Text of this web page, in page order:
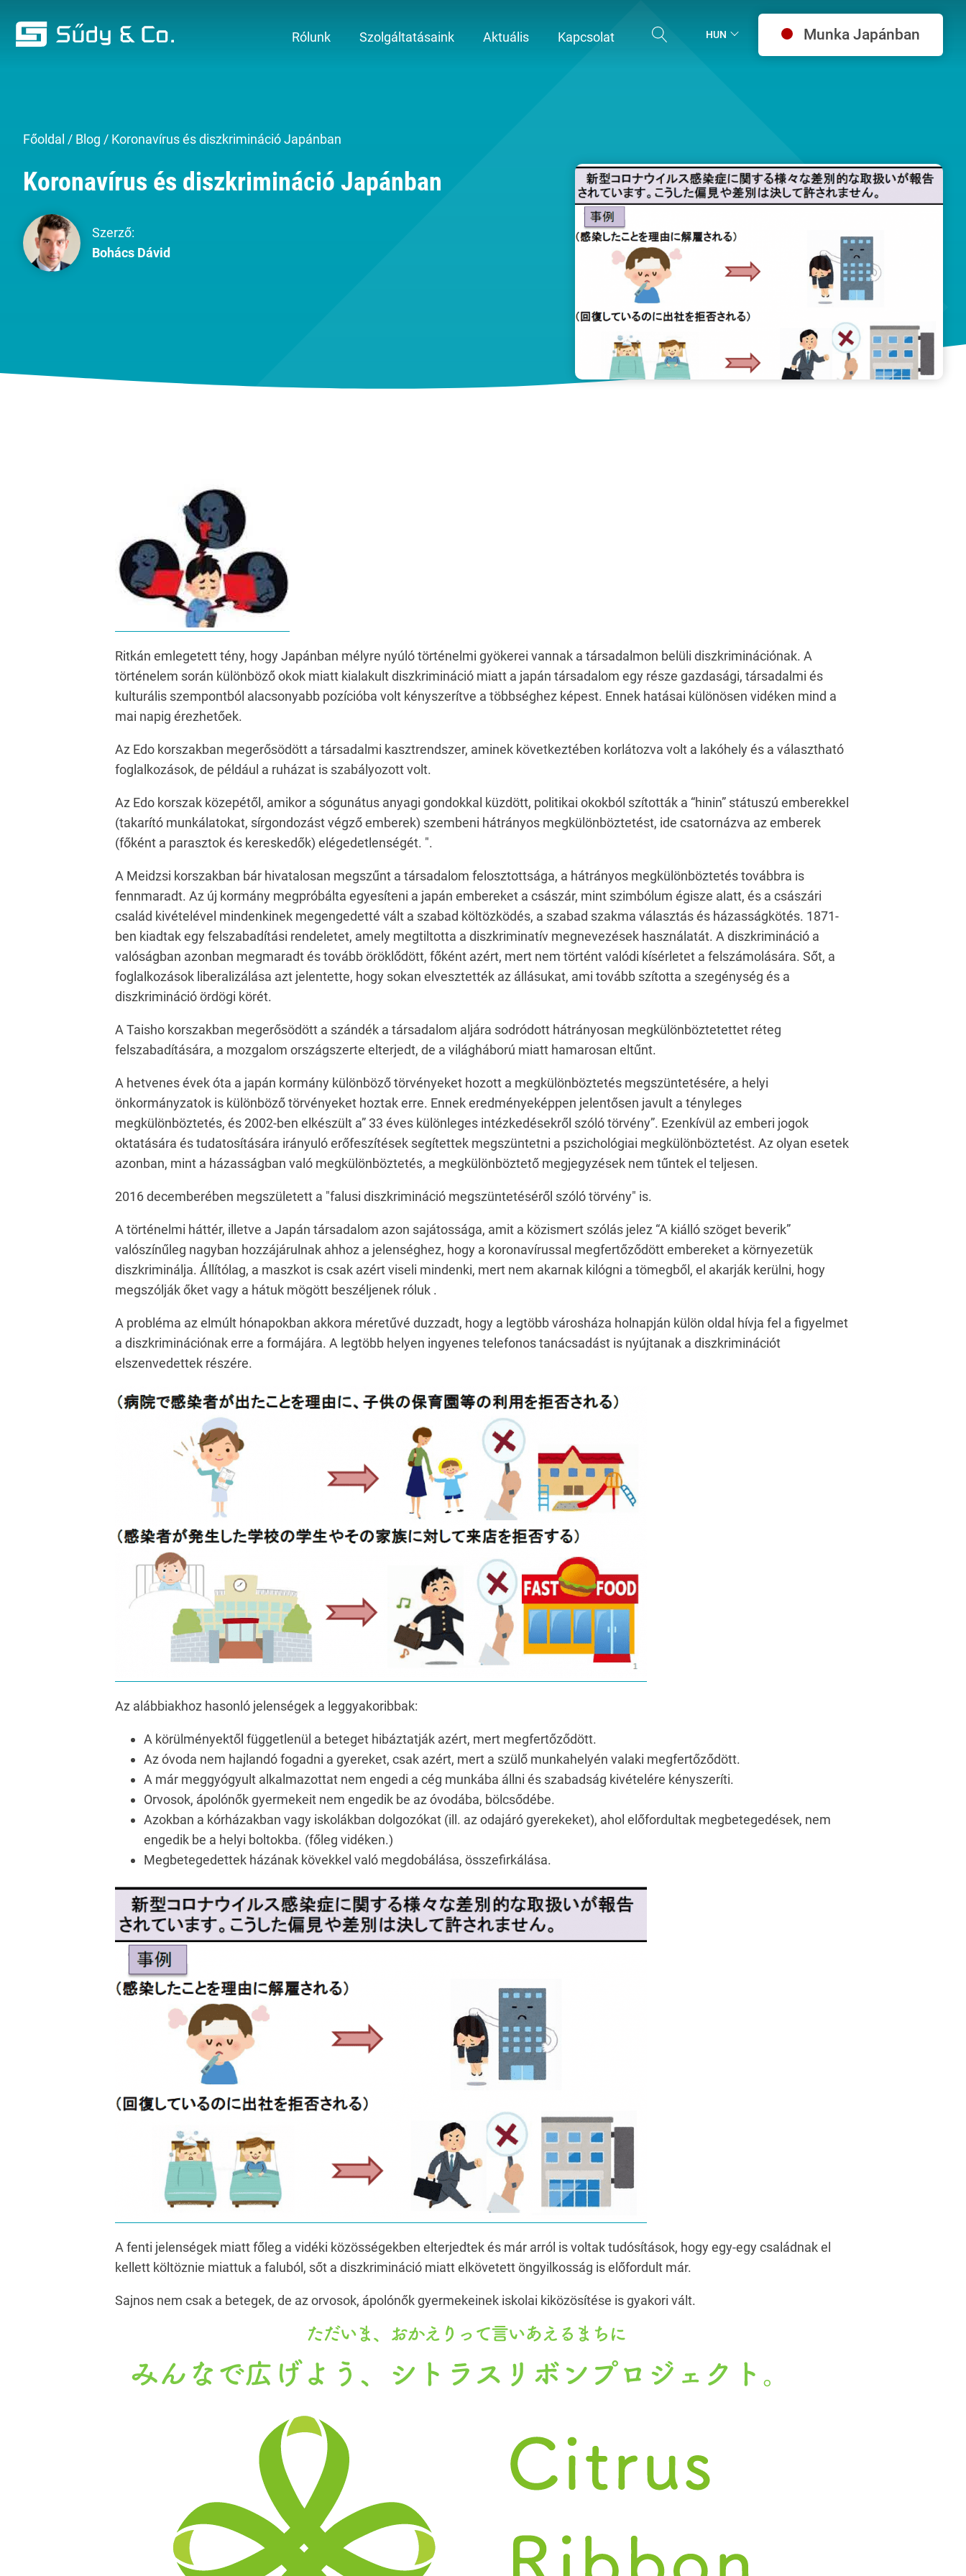
Rólunk Szolgáltatásaink Aktuális Kapcsolat HUN Munka Japánban
Főoldal / Blog / Koronavírus és diszkrimináció Japánban
Koronavírus és diszkrimináció Japánban
Szerző:
Bohács Dávid
Ritkán emlegetett tény, hogy Japánban mélyre nyúló történelmi gyökerei vannak a társadalmon belüli diszkriminációnak. A
történelem során különböző okok miatt kialakult diszkrimináció miatt a japán társadalom egy része gazdasági, társadalmi és
kulturális szempontból alacsonyabb pozícióba volt kényszerítve a többséghez képest. Ennek hatásai különösen vidéken mind a
mai napig érezhetőek.
Az Edo korszakban megerősödött a társadalmi kasztrendszer, aminek következtében korlátozva volt a lakóhely és a választható
foglalkozások, de például a ruházat is szabályozott volt.
Az Edo korszak közepétől, amikor a sógunátus anyagi gondokkal küzdött, politikai okokból szították a “hinin” státuszú emberekkel
(takarító munkálatokat, sírgondozást végző emberek) szembeni hátrányos megkülönböztetést, ide csatornázva az emberek
(főként a parasztok és kereskedők) elégedetlenségét. ".
A Meidzsi korszakban bár hivatalosan megszűnt a társadalom felosztottsága, a hátrányos megkülönböztetés továbbra is
fennmaradt. Az új kormány megpróbálta egyesíteni a japán embereket a császár, mint szimbólum égisze alatt, és a császári
család kivételével mindenkinek megengedetté vált a szabad költözködés, a szabad szakma választás és házasságkötés. 1871-
ben kiadtak egy felszabadítási rendeletet, amely megtiltotta a diszkriminatív megnevezések használatát. A diszkrimináció a
valóságban azonban megmaradt és tovább öröklődött, főként azért, mert nem történt valódi kísérletet a felszámolására. Sőt, a
foglalkozások liberalizálása azt jelentette, hogy sokan elvesztették az állásukat, ami tovább szította a szegénység és a
diszkrimináció ördögi körét.
A Taisho korszakban megerősödött a szándék a társadalom aljára sodródott hátrányosan megkülönböztetettet réteg
felszabadítására, a mozgalom országszerte elterjedt, de a világháború miatt hamarosan eltűnt.
A hetvenes évek óta a japán kormány különböző törvényeket hozott a megkülönböztetés megszüntetésére, a helyi
önkormányzatok is különböző törvényeket hoztak erre. Ennek eredményeképpen jelentősen javult a tényleges
megkülönböztetés, és 2002-ben elkészült a” 33 éves különleges intézkedésekről szóló törvény”. Ezenkívül az emberi jogok
oktatására és tudatosítására irányuló erőfeszítések segítettek megszüntetni a pszichológiai megkülönböztetést. Az olyan esetek
azonban, mint a házasságban való megkülönböztetés, a megkülönböztető megjegyzések nem tűntek el teljesen.
2016 decemberében megszületett a "falusi diszkrimináció megszüntetéséről szóló törvény" is.
A történelmi háttér, illetve a Japán társadalom azon sajátossága, amit a közismert szólás jelez “A kiálló szöget beverik”
valószínűleg nagyban hozzájárulnak ahhoz a jelenséghez, hogy a koronavírussal megfertőződött embereket a környezetük
diszkriminálja. Állítólag, a maszkot is csak azért viseli mindenki, mert nem akarnak kilógni a tömegből, el akarják kerülni, hogy
megszólják őket vagy a hátuk mögött beszéljenek róluk .
A probléma az elmúlt hónapokban akkora méretűvé duzzadt, hogy a legtöbb városháza holnapján külön oldal hívja fel a figyelmet
a diszkriminációnak erre a formájára. A legtöbb helyen ingyenes telefonos tanácsadást is nyújtanak a diszkriminációt
elszenvedettek részére.
Az alábbiakhoz hasonló jelenségek a leggyakoribbak:
A körülményektől függetlenül a beteget hibáztatják azért, mert megfertőződött.
Az óvoda nem hajlandó fogadni a gyereket, csak azért, mert a szülő munkahelyén valaki megfertőződött.
A már meggyógyult alkalmazottat nem engedi a cég munkába állni és szabadság kivételére kényszeríti.
Orvosok, ápolónők gyermekeit nem engedik be az óvodába, bölcsődébe.
Azokban a kórházakban vagy iskolákban dolgozókat (ill. az odajáró gyerekeket), ahol előfordultak megbetegedések, nem
engedik be a helyi boltokba. (főleg vidéken.)
Megbetegedettek házának kövekkel való megdobálása, összefirkálása.
A fenti jelenségek miatt főleg a vidéki közösségekben elterjedtek és már arról is voltak tudósítások, hogy egy-egy családnak el
kellett költöznie miattuk a faluból, sőt a diszkrimináció miatt elkövetett öngyilkosság is előfordult már.
Sajnos nem csak a betegek, de az orvosok, ápolónők gyermekeinek iskolai kiközösítése is gyakori vált.